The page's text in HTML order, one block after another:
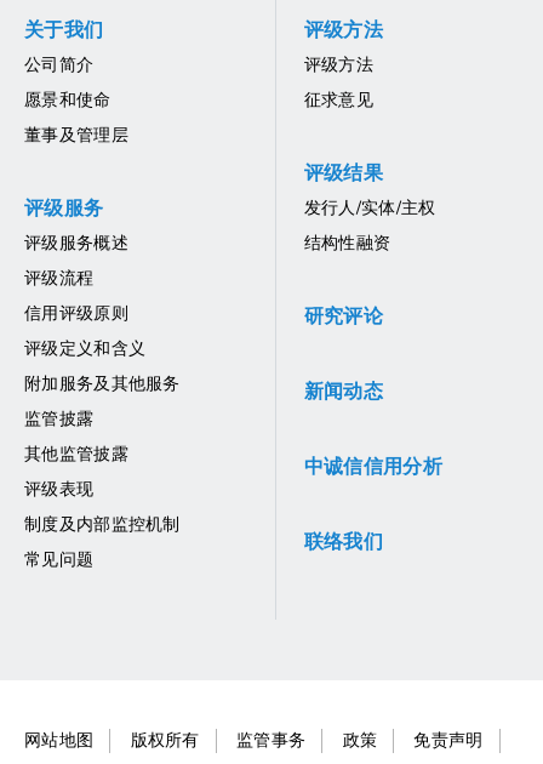
关于我们
公司简介
愿景和使命
董事及管理层
评级服务
评级服务概述
评级流程
信用评级原则
评级定义和含义
附加服务及其他服务
监管披露
其他监管披露
评级表现
制度及内部监控机制
常见问题
评级方法
评级方法
征求意见
评级结果
发行人/实体/主权
结构性融资
研究评论
新闻动态
中诚信信用分析
联络我们
网站地图 版权所有 监管事务 政策 免责声明